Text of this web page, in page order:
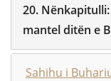
20. Nënkapitulli:
mantel ditën e
Sahihu i